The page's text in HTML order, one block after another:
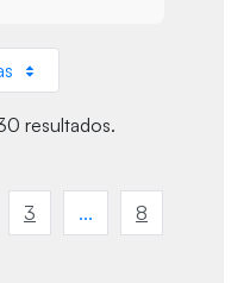
página
resultados.
Página
3 ...PáginasPágina
8